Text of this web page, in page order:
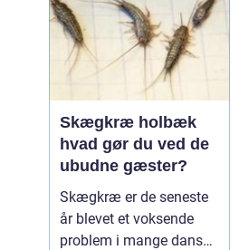
erhvervsrengøring købe...
Skægkræ holbæk
hvad gør du ved de
ubudne gæster?
Skægkræ er de seneste
år blevet et voksende
problem i mange danske